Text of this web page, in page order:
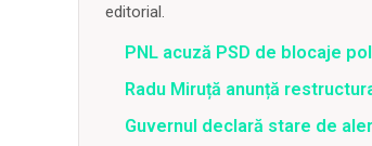
editorial.
PNL acuză PSD de blocaje
Radu Miruță anunță
Guvernul declară stare de